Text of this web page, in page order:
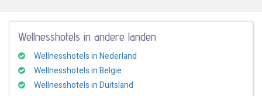
Wellnesshotels in andere landen
Wellnesshotels in Nederland
Wellnesshotels in Belgie
Wellnesshotels in Duitsland